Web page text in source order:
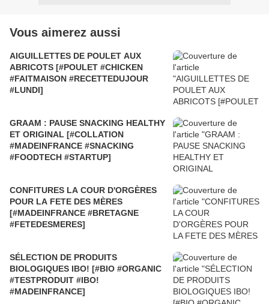
Vous aimerez aussi
AIGUILLETTES DE POULET AUX
ABRICOTS [#POULET #CHICKEN
#FAITMAISON #RECETTEDUJOUR
#LUNDI]
GRAAM : PAUSE SNACKING HEALTHY
ET ORIGINAL [#COLLATION
#MADEINFRANCE #SNACKING
#FOODTECH #STARTUP]
CONFITURES LA COUR D'ORGÈRES
POUR LA FETE DES MÈRES
[#MADEINFRANCE #BRETAGNE
#FETEDESMERES]
SÉLECTION DE PRODUITS
BIOLOGIQUES IBO! [#BIO #ORGANIC
#TESTPRODUIT #IBO!
#MADEINFRANCE]